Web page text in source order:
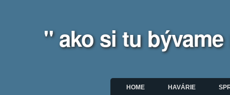
" ako si tu
Hlavné menu
HOME HAVÁRIE